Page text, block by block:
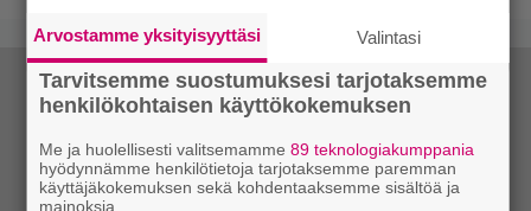
Arvostamme yksityisyyttäsi Valintasi
Tarvitsemme suostumuksesi tarjotaksemme
henkilökohtaisen käyttökokemuksen
Me ja huolellisesti valitsemamme 89 teknologiakumppania
hyödynnämme henkilötietoja tarjotaksemme paremman
käyttäjäkokemuksen sekä kohdentaaksemme sisältöä ja
mainoksia.